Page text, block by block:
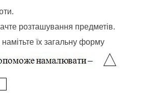
розташування предметів.
їх загальну форму